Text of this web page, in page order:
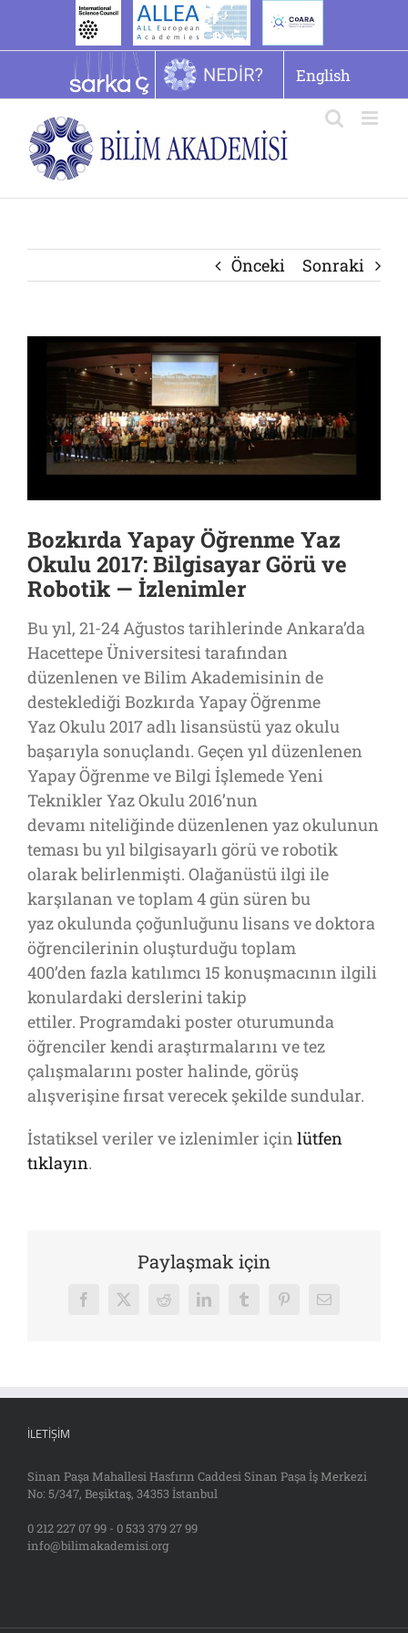
English
Önceki Sonraki
Bozkırda Yapay Öğrenme Yaz
Okulu 2017: Bilgisayar Görü ve
Robotik — İzlenimler
Bu yıl, 21-24 Ağustos tarihlerinde Ankara’da
Hacettepe Üniversitesi tarafından
düzenlenen ve Bilim Akademisinin de
desteklediği Bozkırda Yapay Öğrenme
Yaz Okulu 2017 adlı lisansüstü yaz okulu
başarıyla sonuçlandı. Geçen yıl düzenlenen
Yapay Öğrenme ve Bilgi İşlemede Yeni
Teknikler Yaz Okulu 2016’nun
devamı niteliğinde düzenlenen yaz okulunun
teması bu yıl bilgisayarlı görü ve robotik
olarak belirlenmişti. Olağanüstü ilgi ile
karşılanan ve toplam 4 gün süren bu
yaz okulunda çoğunluğunu lisans ve doktora
öğrencilerinin oluşturduğu toplam
400’den fazla katılımcı 15 konuşmacının ilgili
konulardaki derslerini takip
ettiler. Programdaki poster oturumunda
öğrenciler kendi araştırmalarını ve tez
çalışmalarını poster halinde, görüş
alışverişine fırsat verecek şekilde sundular.
İstatiksel veriler ve izlenimler içinlütfen
tıklayın.
Paylaşmak için
Facebook
X Reddit LinkedInTumblrPinterest
E-
İLETIŞIM
Sinan Paşa Mahallesi Hasfırın Caddesi Sinan Paşa İş Merkezi
No: 5/347, Beşiktaş, 34353 İstanbul
0 212 227 07 99 - 0 533 379 27 99
info@bilimakademisi.org